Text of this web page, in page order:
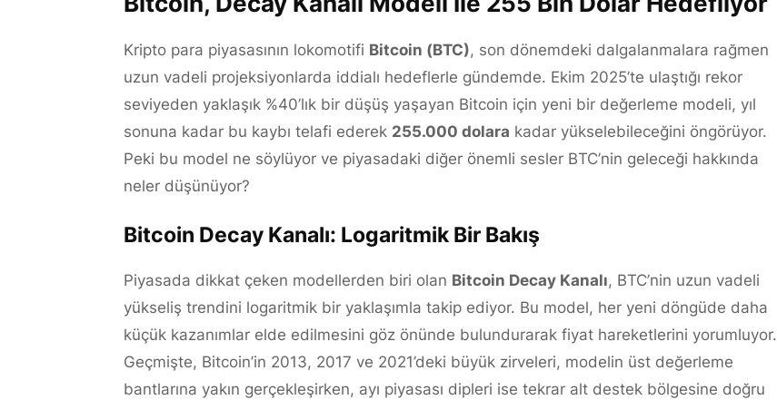
Kripto para piyasasının lokomotifi Bitcoin (BTC), son dönemdeki dalgalanmalara rağmen
uzun vadeli projeksiyonlarda iddialı hedeflerle gündemde. Ekim 2025’te ulaştığı rekor
seviyeden yaklaşık %40’lık bir düşüş yaşayan Bitcoin için yeni bir değerleme modeli, yıl
sonuna kadar bu kaybı telafi ederek 255.000 dolara kadar yükselebileceğini öngörüyor.
Peki bu model ne söylüyor ve piyasadaki diğer önemli sesler BTC’nin geleceği hakkında
neler düşünüyor?
Bitcoin Decay Kanalı: Logaritmik Bir Bakış
Piyasada dikkat çeken modellerden biri olan Bitcoin Decay Kanalı, BTC’nin uzun vadeli
yükseliş trendini logaritmik bir yaklaşımla takip ediyor. Bu model, her yeni döngüde daha
küçük kazanımlar elde edilmesini göz önünde bulundurarak fiyat hareketlerini yorumluyor.
Geçmişte, Bitcoin’in 2013, 2017 ve 2021’deki büyük zirveleri, modelin üst değerleme
bantlarına yakın gerçekleşirken, ayı piyasası dipleri ise tekrar alt destek bölgesine doğru